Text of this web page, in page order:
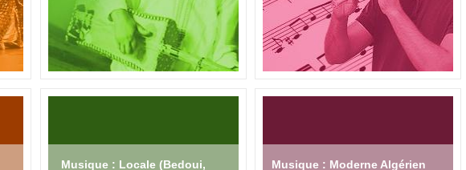
Musique : Locale (Bedoui,
Musique : Moderne Algérien